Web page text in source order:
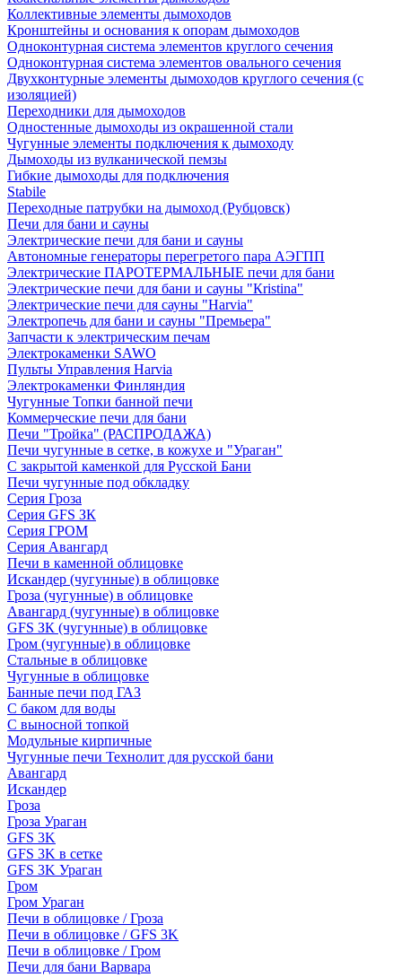
Коллективные элементы дымоходов
Кронштейны и основания к опорам дымоходов
Одноконтурная система элементов круглого сечения
Одноконтурная система элементов овального сечения
Двухконтурные элементы дымоходов круглого сечения (с
изоляцией)
Переходники для дымоходов
Одностенные дымоходы из окрашенной стали
Чугунные элементы подключения к дымоходу
Дымоходы из вулканической пемзы
Гибкие дымоходы для подключения
Stabile
Переходные патрубки на дымоход (Рубцовск)
Печи для бани и сауны
Электрические печи для бани и сауны
Автономные генераторы перегретого пара АЭГПП
Электрические ПАРОТЕРМАЛЬНЫЕ печи для бани
Электрические печи для бани и сауны "Кristina"
Электрические печи для сауны "Harvia"
Электропечь для бани и сауны "Премьера"
Запчасти к электрическим печам
Электрокаменки SAWO
Пульты Управления Harvia
Электрокаменки Финляндия
Чугунные Топки банной печи
Коммерческие печи для бани
Печи "Тройка" (РАСПРОДАЖА)
Печи чугунные в сетке, в кожухе и "Ураган"
С закрытой каменкой для Русской Бани
Печи чугунные под обкладку
Серия Гроза
Серия GFS ЗК
Серия ГРОМ
Серия Авангард
Печи в каменной облицовке
Искандер (чугунные) в облицовке
Гроза (чугунные) в облицовке
Авангард (чугунные) в облицовке
GFS ЗК (чугунные) в облицовке
Гром (чугунные) в облицовке
Стальные в облицовке
Чугунные в облицовке
Банные печи под ГАЗ
С баком для воды
С выносной топкой
Модульные кирпичные
Чугунные печи Технолит для русской бани
Авангард
Искандер
Гроза
Гроза Ураган
GFS 3K
GFS 3K в сетке
GFS 3K Ураган
Гром
Гром Ураган
Печи в облицовке / Гроза
Печи в облицовке / GFS 3K
Печи в облицовке / Гром
Печи для бани Варвара